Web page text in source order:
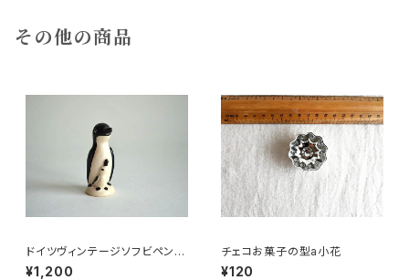
その他の商品
ドイツヴィンテージソフビペンギ
ンの親子
¥1,200
チェコお菓子の型a小花
¥120